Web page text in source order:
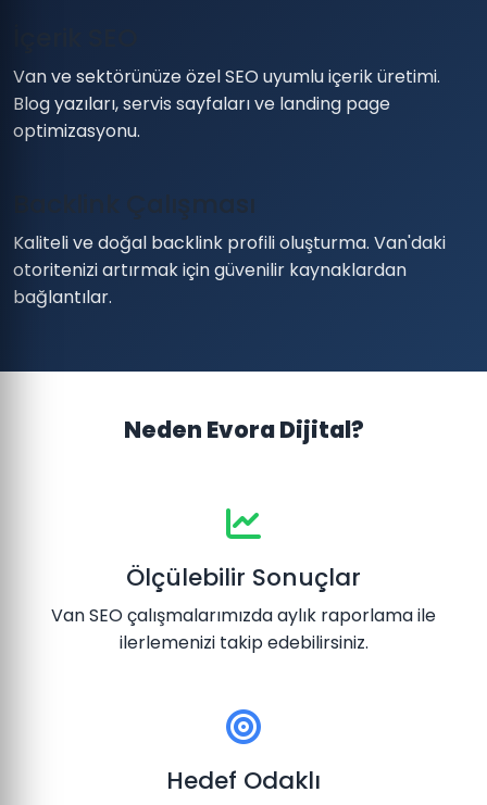
Van ve sektörünüze özel SEO uyumlu içerik üretimi.
Blog yazıları, servis sayfaları ve landing page
optimizasyonu.
Backlink Çalışması
Kaliteli ve doğal backlink profili oluşturma. Van'daki
otoritenizi artırmak için güvenilir kaynaklardan
bağlantılar.
Neden Evora Dijital?
Ölçülebilir Sonuçlar
Van SEO çalışmalarımızda aylık raporlama ile
ilerlemenizi takip edebilirsiniz.
Hedef Odaklı